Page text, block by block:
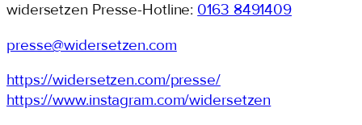
widersetzen Presse-Hotline: 0163 8491409
presse@widersetzen.com
https://widersetzen.com/presse/
https://www.instagram.com/widersetzen